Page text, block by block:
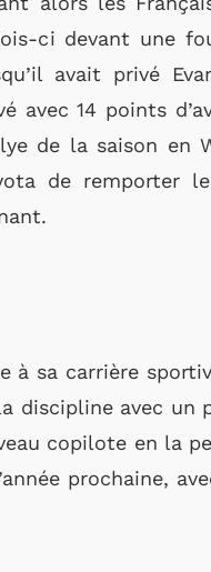
ci devant une
avait privé
14 points
de la saison en
de remporter
à sa carrière
discipline avec un
copilote en la
prochaine,